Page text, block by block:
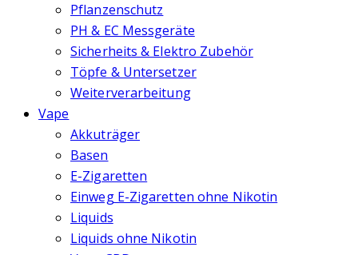
Pflanzenschutz
PH & EC Messgeräte
Sicherheits & Elektro Zubehör
Töpfe & Untersetzer
Weiterverarbeitung
Vape
Akkuträger
Basen
E-Zigaretten
Einweg E-Zigaretten ohne Nikotin
Liquids
Liquids ohne Nikotin